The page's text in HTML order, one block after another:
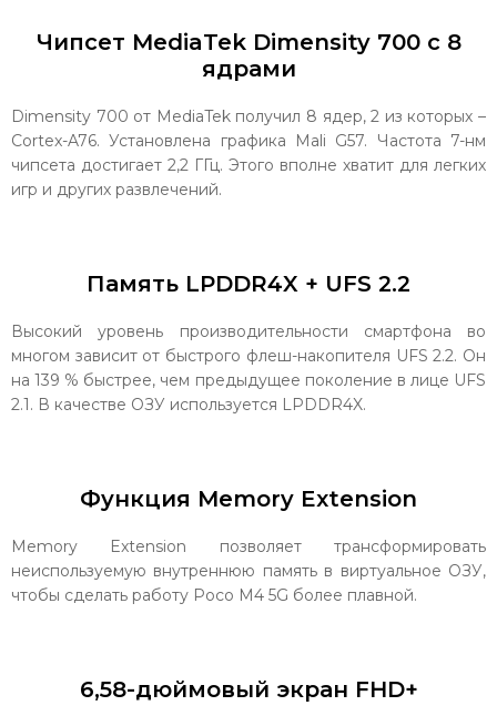
Чипсет MediaTek Dimensity 700 с 8
ядрами
Dimensity 700 от MediaTek получил 8 ядер, 2 из которых –
Cortex-A76. Установлена графика Mali G57. Частота 7-нм
чипсета достигает 2,2 ГГц. Этого вполне хватит для легких
игр и других развлечений.
Память LPDDR4X + UFS 2.2
Высокий уровень производительности смартфона во
многом зависит от быстрого флеш-накопителя UFS 2.2. Он
на 139 % быстрее, чем предыдущее поколение в лице UFS
2.1. В качестве ОЗУ используется LPDDR4X.
Функция Memory Extension
Memory Extension позволяет трансформировать
неиспользуемую внутреннюю память в виртуальное ОЗУ,
чтобы сделать работу Poco M4 5G более плавной.
6,58-дюймовый экран FHD+